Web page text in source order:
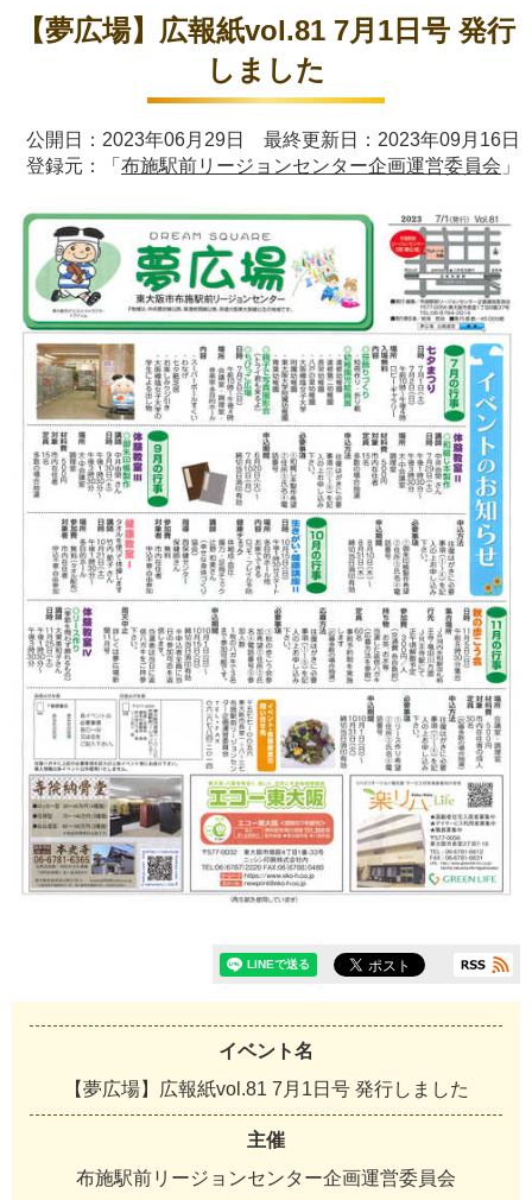
【夢広場】広報紙vol.81 7月1日号 発行
しました
公開日：2023年06月29日 最終更新日：2023年09月16日
登録元：「 布施駅前リージョンセンター企画運営委員会 」
イベント名
【夢広場】広報紙vol.81 7月1日号 発行しました
主催
布施駅前リ ージ ョ ンセンター企画運営委員会